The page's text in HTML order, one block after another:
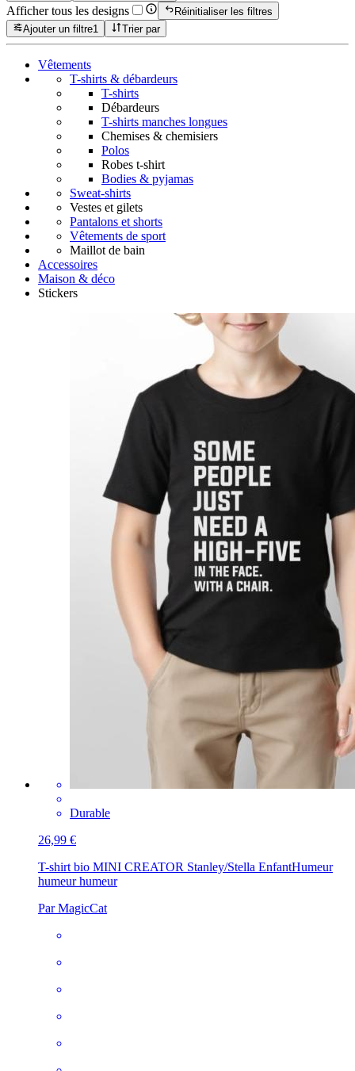
Afficher tous les designs
Réinitialiser les filtres
Ajouter un filtre1 Trier par
Vêtements
T-shirts & débardeurs
T-shirts
Débardeurs
T-shirts manches longues
Chemises & chemisiers
Polos
Robes t-shirt
Bodies & pyjamas
Sweat-shirts
Vestes et gilets
Pantalons et shorts
Vêtements de sport
Maillot de bain
Accessoires
Maison & déco
Stickers
Durable
26,99 €
T-shirt bio MINI CREATOR Stanley/Stella EnfantHumeur
humeur humeur
Par MagicCat